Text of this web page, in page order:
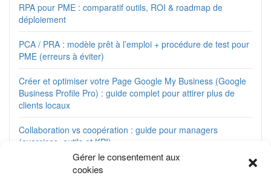
Gérer le consentement aux
cookies
RPA pour PME : comparatif outils, ROI & roadmap de
déploiement
PCA / PRA : modèle prêt à l’emploi + procédure de test pour
PME (erreurs à éviter)
Créer et optimiser votre Page Google My Business (Google
Business Profile Pro) : guide complet pour attirer plus de
clients locaux
Collaboration vs coopération : guide pour managers
(exercices, outils et KPI)
Matrice de compétences opérationnelle : modèles Excel +